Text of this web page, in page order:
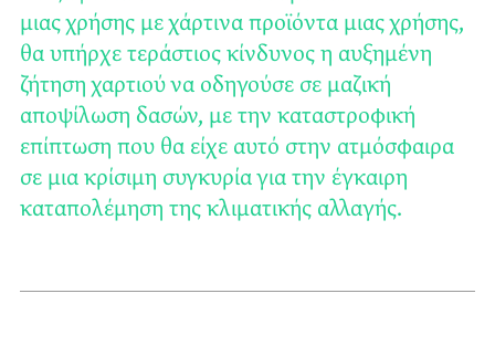
μιας χρήσης με χάρτινα προϊόντα μιας χρήσης,
θα υπήρχε τεράστιος κίνδυνος η αυξημένη
ζήτηση χαρτιού να οδηγούσε σε μαζική
αποψίλωση δασών, με την καταστροφική
επίπτωση που θα είχε αυτό στην ατμόσφαιρα
σε μια κρίσιμη συγκυρία για την έγκαιρη
καταπολέμηση της κλιματικής αλλαγής.